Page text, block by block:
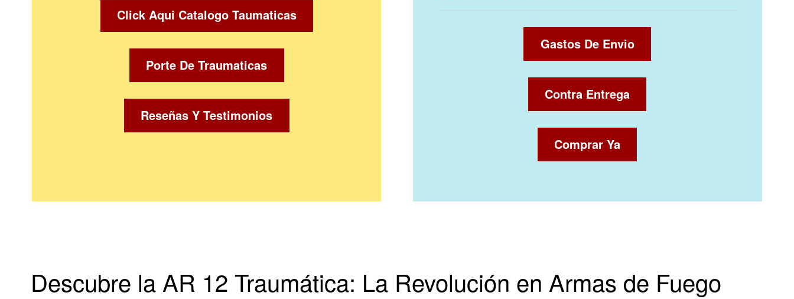
Click Aqui Catalogo Taumaticas
Porte De Traumaticas
Reseñas Y Testimonios
Gastos De Envio
Contra Entrega
Comprar Ya
Descubre la AR 12 Traumática: La Revolución en Armas de Fuego